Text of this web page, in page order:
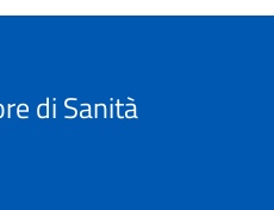
di Sanità